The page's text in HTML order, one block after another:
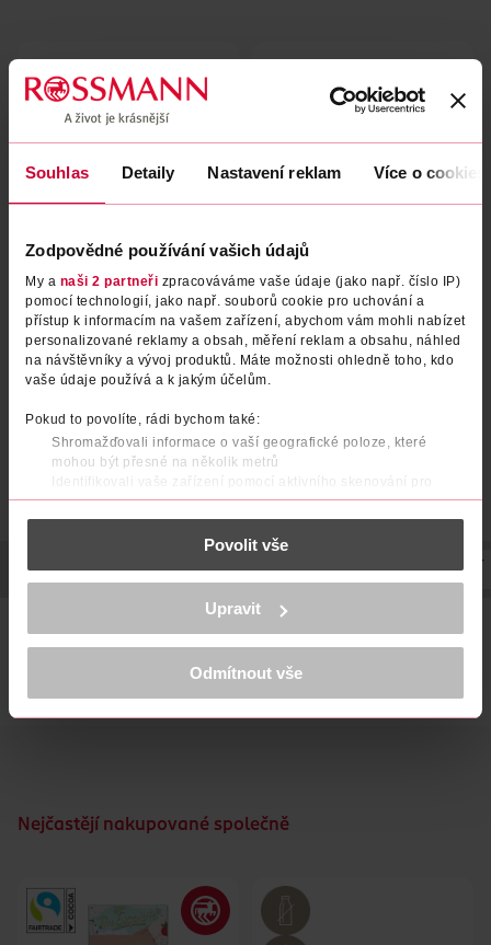
Souhlas Detaily Nastavení reklam Více o cookies
Zodpovědné používání vašich údajů
My a naši 2 partneři zpracováváme vaše údaje (jako např. číslo IP)
pomocí technologií, jako např. souborů cookie pro uchování a
přístup k informacím na vašem zařízení, abychom vám mohli nabízet
personalizované reklamy a obsah, měření reklam a obsahu, náhled
na návštěvníky a vývoj produktů. Máte možnosti ohledně toho, kdo
vaše údaje používá a k jakým účelům.
Pokud to povolíte, rádi bychom také:
Shromažďovali informace o vaší geografické poloze, které
mohou být přesné na několik metrů
Identifikovali vaše zařízení pomocí aktivního skenování pro
konkrétní charakteristiky (otisk prstu)
Zjistěte více o tom, jak zpracováváme vaše osobní údaje, a nastavte
části s podrobnostmi . Svůj souhlas můžete kdykoliv
K provozu stránek, personalizaci obsahu a reklam, funkcí sociálních
médií, analýze návštěvnosti, které mohou nést osobní údaje.
Více najdete vprohlášení o ochraně osobních údajů.
Děkujeme za pochopení. >více o cookies<
Povolit vše
Upravit
Odmítnout vše
Žvýkačky Wrigley's Blueberry
Orbit 14 g
24.90 Kč
Žvýkačky Wrigley's Meloun
Orbit 14 g
24.90 Kč
POPIS POUŽITÍ SLOŽENÍ SKLADOVÁNÍ UPOZORNĚNÍ
oblíbenou žvýkačku s dlouhotrvající a osvěžující příchutí
vždy po ruce.
Nejčastějí nakupované společně